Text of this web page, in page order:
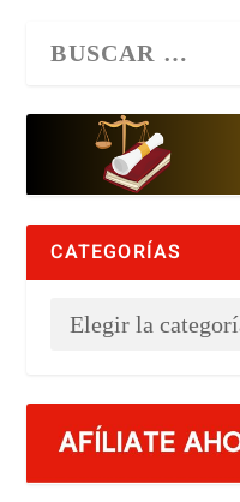
CATEGORÍAS